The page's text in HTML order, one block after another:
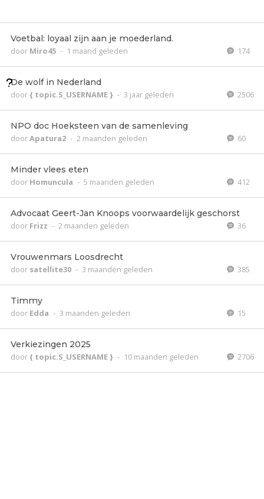
Voetbal: loyaal zijn aan je moederland.
door Miro45 - 1 maand geleden 174
De wolf in Nederland
door{ topic.S_USERNAME } - 3 jaar geleden 2506
NPO doc Hoeksteen van de samenleving
doorApatura2 - 2 maanden geleden 60
Minder vlees eten
door Homuncula - 5 maanden geleden 412
Advocaat Geert-Jan Knoops voorwaardelijk geschorst
door Frizz - 2 maanden geleden 36
Vrouwenmars Loosdrecht
door satellite30 - 3 maanden geleden 385
Timmy
door Edda - 3 maanden geleden 15
Verkiezingen 2025
door{ topic.S_USERNAME } - 10 maanden geleden 2706